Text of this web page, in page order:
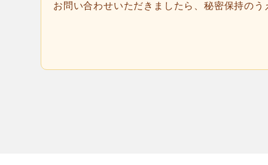
お問い合わせいただきましたら、秘密保持の